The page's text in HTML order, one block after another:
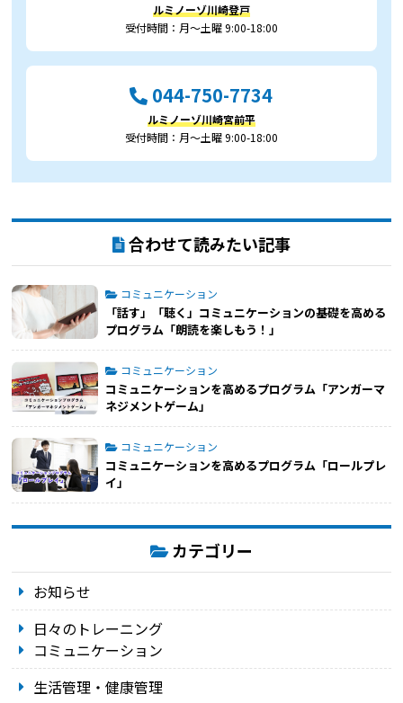
ルミノーゾ川崎登戸
受付時間：月～土曜 9:00-18:00
044-750-7734
ルミノーゾ川崎宮前平
受付時間：月～土曜 9:00-18:00
合わせて読みたい記事
コミュニケーション
「話す」「聴く」コミュニケーションの基礎を高める
プログラム「朗読を楽しもう！」
コミュニケーション
コミュニケーションを高めるプログラム「アンガーマ
ネジメントゲーム」
コミュニケーション
コミュニケーションを高めるプログラム「ロールプレ
イ」
カテゴリー
お知らせ
日々のトレーニング
コミュニケーション
生活管理・健康管理